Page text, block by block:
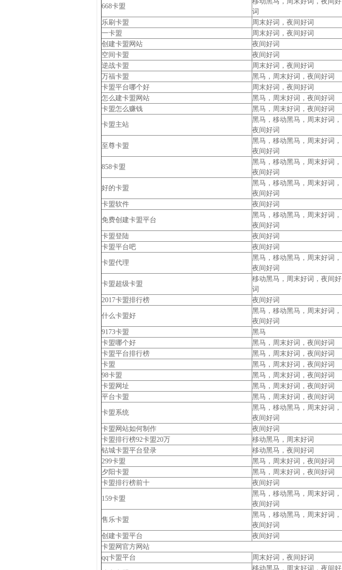
668卡盟
词
乐刷卡盟 周末好词，夜间好词
一卡盟
周末好词，夜间好词
创建卡盟网站
夜间好词
空间卡盟
夜间好词
逆战卡盟
周末好词，夜间好词
万福卡盟
黑马，周末好词，夜间好词
卡盟平台哪个好
周末好词，夜间好词
怎么建卡盟网站
黑马，周末好词，夜间好词
卡盟怎么赚钱
黑马，周末好词，夜间好词
卡盟主站
黑马，移动黑马，周末好词，
夜间好词
至尊卡盟
黑马，移动黑马，周末好词，
夜间好词
858卡盟
黑马，移动黑马，周末好词，
夜间好词
好的卡盟
黑马，移动黑马，周末好词，
夜间好词
卡盟软件 夜间好词
免费创建卡盟平台
黑马，移动黑马，周末好词，
夜间好词
卡盟登陆 夜间好词
卡盟平台吧
夜间好词
卡盟代理
黑马，移动黑马，周末好词，
夜间好词
卡盟超级卡盟
移动黑马，周末好词，夜间好
词
2017卡盟排行榜 夜间好词
什么卡盟好
黑马，移动黑马，周末好词，
夜间好词
9173卡盟 黑马
卡盟哪个好
黑马，周末好词，夜间好词
卡盟平台排行榜
黑马，周末好词，夜间好词
卡盟
黑马，周末好词，夜间好词
98卡盟
黑马，周末好词，夜间好词
卡盟网址
黑马，周末好词，夜间好词
平台卡盟
黑马，周末好词，夜间好词
卡盟系统
黑马，移动黑马，周末好词，
夜间好词
卡盟网站如何制作 夜间好词
卡盟排行榜92卡盟20万
移动黑马，周末好词
钻城卡盟平台登录
移动黑马，夜间好词
299卡盟
黑马，周末好词，夜间好词
夕阳卡盟
黑马，周末好词，夜间好词
卡盟排行榜前十
夜间好词
159卡盟
黑马，移动黑马，周末好词，
夜间好词
售乐卡盟
黑马，移动黑马，周末好词，
夜间好词
创建卡盟平台 夜间好词
卡盟网官方网站
qq卡盟平台
周末好词，夜间好词
移动黑马，周末好词，夜间好